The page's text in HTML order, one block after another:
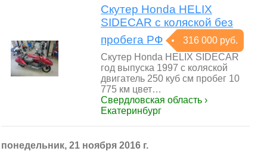
Скутер Honda HELIX
SIDECAR с коляской без
пробега РФ
316 000 руб.
Скутер Honda HELIX SIDECAR
год выпуска 1997 с коляской
двигатель 250 куб см пробег 10
775 км цвет…
Свердловская область ›
Екатеринбург
понедельник, 21 ноября 2016 г.